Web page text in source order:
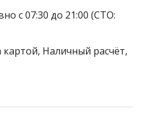
с 07:30 до 21:00 (СТО:
Наличный расчёт,